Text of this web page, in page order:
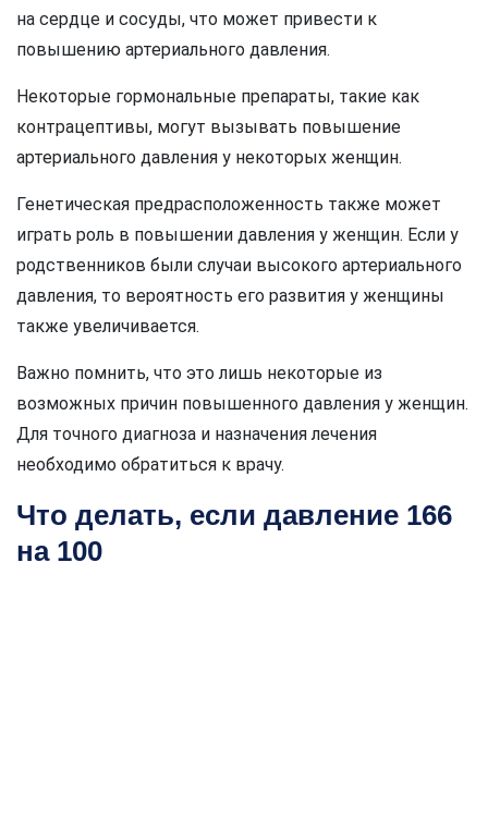
на сердце и сосуды, что может привести к
повышению артериального давления.
Некоторые гормональные препараты, такие как
контрацептивы, могут вызывать повышение
артериального давления у некоторых женщин.
Генетическая предрасположенность также может
играть роль в повышении давления у женщин. Если у
родственников были случаи высокого артериального
давления, то вероятность его развития у женщины
также увеличивается.
Важно помнить, что это лишь некоторые из
возможных причин повышенного давления у женщин.
Для точного диагноза и назначения лечения
необходимо обратиться к врачу.
Что делать, если давление 166
на 100